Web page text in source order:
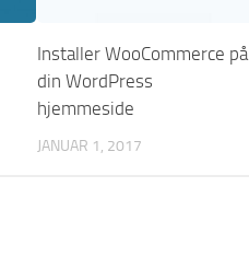
Installer WooCommerce på
din WordPress
hjemmeside
JANUAR 1, 2017